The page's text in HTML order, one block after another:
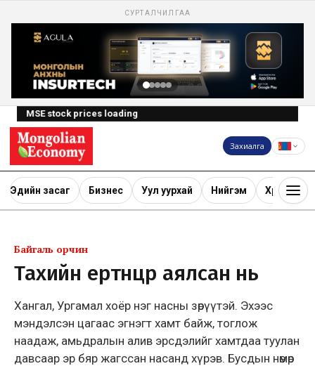
СУРТАЛЧИЛГАА
MSE stock prices loading
Захиалга
Эдийн засаг Бизнес Уул уурхай Нийгэм Хөрөнгө
Байгаль орчин
Тахийн ертөнцөөр аялсан нь
Хангал, Ургамал хоёр нэг насны зөрүүтэй. Эхээс
мэндэлсэн цагаас эгнэгт хамт байж, тоглож
наадаж, амьдралын алив эрсдэлийг хамтдаа туулан
давсаар эр бяр жагссан насанд хүрэв. Бусдын нөмөр